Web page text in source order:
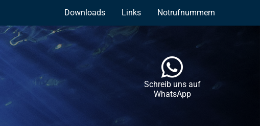
Downloads Links Notrufnummern
Schreib uns auf
WhatsApp